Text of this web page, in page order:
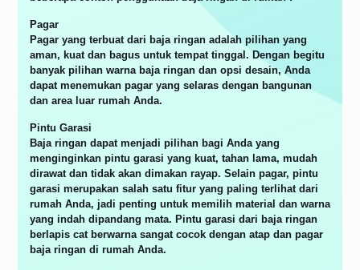
Pagar
Pagar yang terbuat dari baja ringan adalah pilihan yang
aman, kuat dan bagus untuk tempat tinggal. Dengan begitu
banyak pilihan warna baja ringan dan opsi desain, Anda
dapat menemukan pagar yang selaras dengan bangunan
dan area luar rumah Anda.
Pintu Garasi
Baja ringan dapat menjadi pilihan bagi Anda yang
menginginkan pintu garasi yang kuat, tahan lama, mudah
dirawat dan tidak akan dimakan rayap. Selain pagar, pintu
garasi merupakan salah satu fitur yang paling terlihat dari
rumah Anda, jadi penting untuk memilih material dan warna
yang indah dipandang mata. Pintu garasi dari baja ringan
berlapis cat berwarna sangat cocok dengan atap dan pagar
baja ringan di rumah Anda.